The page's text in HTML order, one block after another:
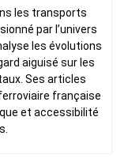
les transports
par l’univers
les évolutions
aiguisé sur les
Ses articles
française
et accessibilité